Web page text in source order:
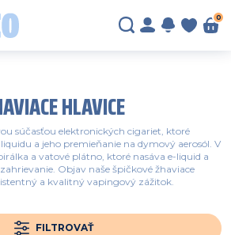
0
HLAVICE
súčasťou elektronických cigariet, ktoré
a jeho premieňanie na dymový aerosól. V
a vatové plátno, ktoré nasáva e-liquid a
Objav naše špičkové žhaviace
a kvalitný vapingový zážitok.
FILTROVAŤ